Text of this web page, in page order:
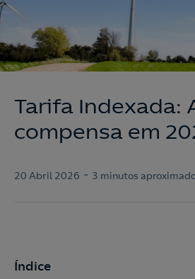
Tarifa Indexada:
compensa em
20 Abril 2026 - 3 minutos
Índice